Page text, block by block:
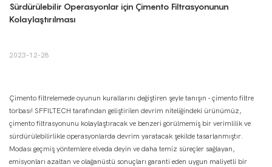
Sürdürülebilir Operasyonlar için Çimento Filtrasyonunun
Kolaylaştırılması
2023-12-28
Çimento filtrelemede oyunun kurallarını değiştiren şeyle tanışın - çimento filtre
torbası! SFFILTECH tarafından geliştirilen devrim niteliğindeki ürünümüz,
çimento filtrasyonunu kolaylaştıracak ve benzeri görülmemiş bir verimlilik ve
sürdürülebilirlikle operasyonlarda devrim yaratacak şekilde tasarlanmıştır.
Modası geçmiş yöntemlere elveda deyin ve daha temiz süreçler sağlayan,
emisyonları azaltan ve olağanüstü sonuçları garanti eden uygun maliyetli bir